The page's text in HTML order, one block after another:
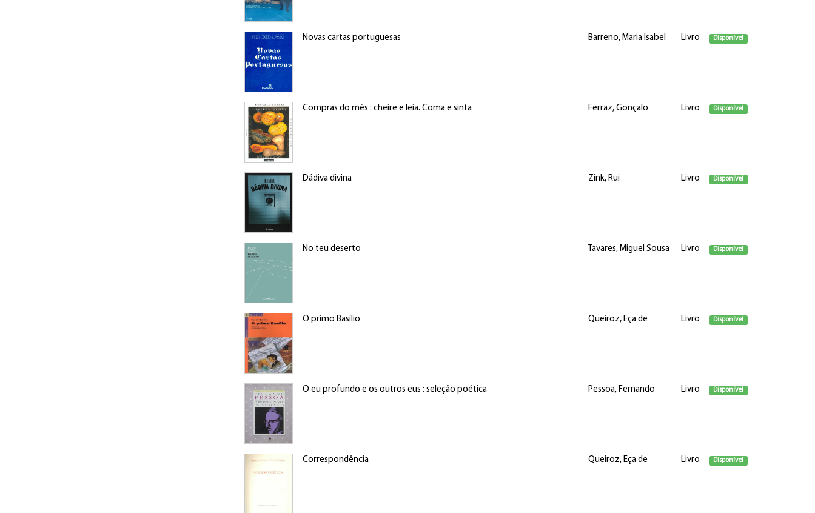
Novas cartas portuguesas Barreno, Maria Isabel Livro Disponível
Compras do mês : cheire e leia. Coma e sinta Ferraz, Gonçalo Livro Disponível
Dádiva divina Zink, Rui Livro Disponível
No teu deserto Tavares, Miguel Sousa Livro Disponível
O primo Basílio Queiroz, Eça de Livro Disponível
O eu profundo e os outros eus : seleção poética Pessoa, Fernando Livro Disponível
Correspondência Queiroz, Eça de Livro Disponível